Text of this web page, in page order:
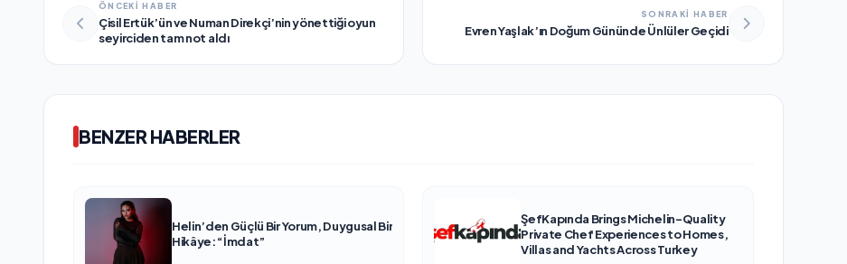
ÖNCEKİ HABER
Çisil Ertük’ün ve Numan Direkçi’nin yönettiği oyun
seyirciden tam not aldı
SONRAKİ HABER
Evren Yaşlak’ın Doğum Gününde Ünlüler Geçidi
BENZER HABERLER
Helin’den Güçlü Bir Yorum, Duygusal Bir
Hikâye: “İmdat”
ŞefKapında Brings Michelin-Quality
Private Chef Experiences to Homes,
Villas and Yachts Across Turkey